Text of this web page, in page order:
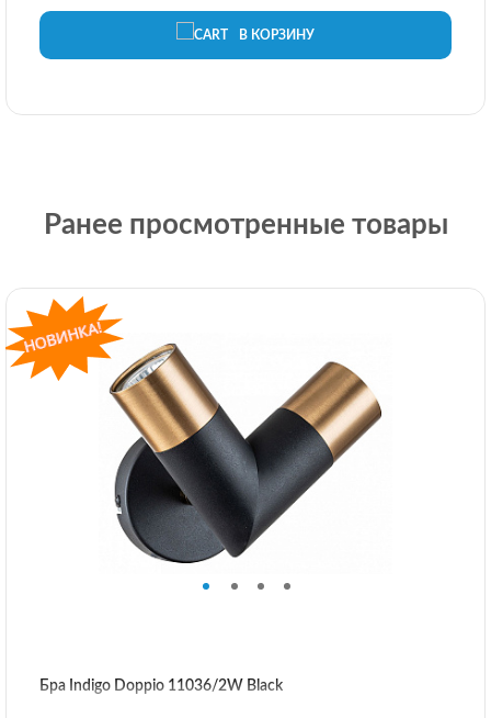
В КОРЗИНУ
Ранее просмотренные товары
Бра Indigo Doppio 11036/2W Black